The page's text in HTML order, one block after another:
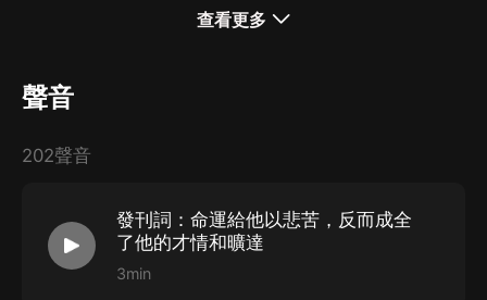
業，黃州惠州儋州”可以說是蘇東坡一生最好的總結。由
儋州”是自嘲，也是他一生的寫照。
人的生活也就是心靈的生活，這種力量形成人的事業人
東坡在潮州韓文公廟碑中所說：“浩然之氣，不依形而
立，不恃力而行，不待生而存，不隨死而亡矣。故在天為
查看更多
聲音
202聲音
發刊詞：命運給他以悲苦，反而成全
了他的才情和曠達
3min